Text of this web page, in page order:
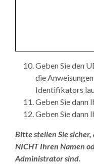
Geben Sie den
die
Identifikators
Geben Sie dann
Geben Sie dann
Bitte stellen Sie sicher,
NICHT Ihren Namen
Administrator sind.